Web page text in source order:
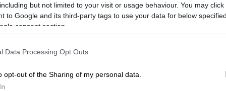
but not limited to your visit or usage behaviour. You may
to Google and its third-party tags to use your data for below
consent section.
Data Processing Opt Outs
opt-out of the Sharing of my personal data.
Πολιτικής Προστασίας
στρέμματα, εκ των οποίων πάνω
εντός του Δικτύου
δηλαδή δάση πλατύφυλλα, δάση
(δηλ.ότι αναγεννιέται από
μια πρωτοφανή οικολογική